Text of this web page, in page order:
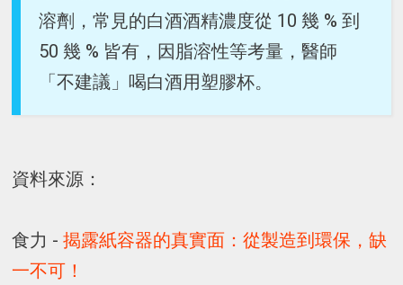
溶劑，常見的白酒酒精濃度從 10 幾 % 到
50 幾 % 皆有，因脂溶性等考量，醫師
「不建議」喝白酒用塑膠杯。
資料來源：
食力 -揭露紙容器的真實面：從製造到環保，缺
一不可！